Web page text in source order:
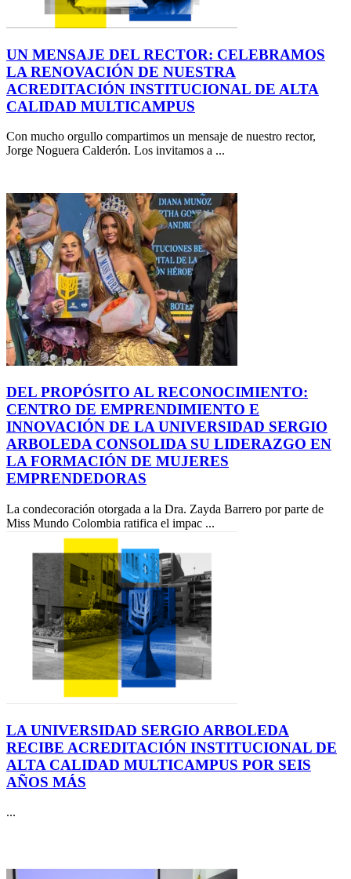
UN MENSAJE DEL RECTOR: CELEBRAMOS
LA RENOVACIÓN DE NUESTRA
ACREDITACIÓN INSTITUCIONAL DE ALTA
CALIDAD MULTICAMPUS
Con mucho orgullo compartimos un mensaje de nuestro rector,
Jorge Noguera Calderón. Los invitamos a ...
DEL PROPÓSITO AL RECONOCIMIENTO:
CENTRO DE EMPRENDIMIENTO E
INNOVACIÓN DE LA UNIVERSIDAD SERGIO
ARBOLEDA CONSOLIDA SU LIDERAZGO EN
LA FORMACIÓN DE MUJERES
EMPRENDEDORAS
La condecoración otorgada a la Dra. Zayda Barrero por parte de
Miss Mundo Colombia ratifica el impac ...
LA UNIVERSIDAD SERGIO ARBOLEDA
RECIBE ACREDITACIÓN INSTITUCIONAL DE
ALTA CALIDAD MULTICAMPUS POR SEIS
AÑOS MÁS
...